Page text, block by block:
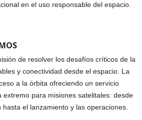
en el uso responsable del espacio.
de resolver los desafíos críticos de la
y conectividad desde el espacio. La
a la órbita ofreciendo un servicio
extremo para misiones satelitales: desde
el lanzamiento y las operaciones.